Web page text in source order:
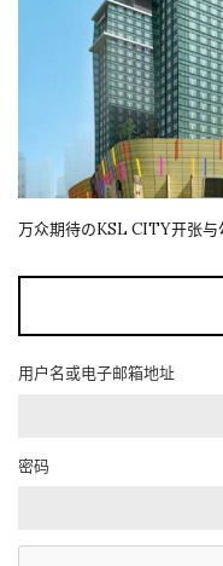
万众期待のKSL CITY开张与
用户名或电子邮箱地址
密码